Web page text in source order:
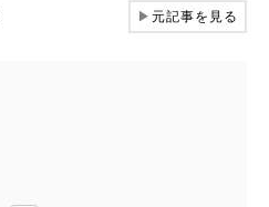
▶元記事を見る